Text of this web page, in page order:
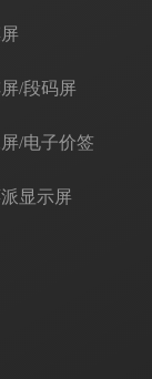
/段码屏
/电子价签
显示屏